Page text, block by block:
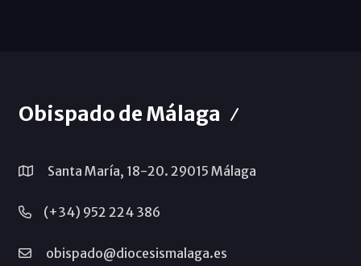
Obispado de Málaga
Santa María, 18-20. 29015 Málaga
(+34) 952 224 386
obispado@diocesismalaga.es